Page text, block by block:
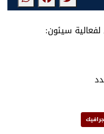
لفعالية سيئون: